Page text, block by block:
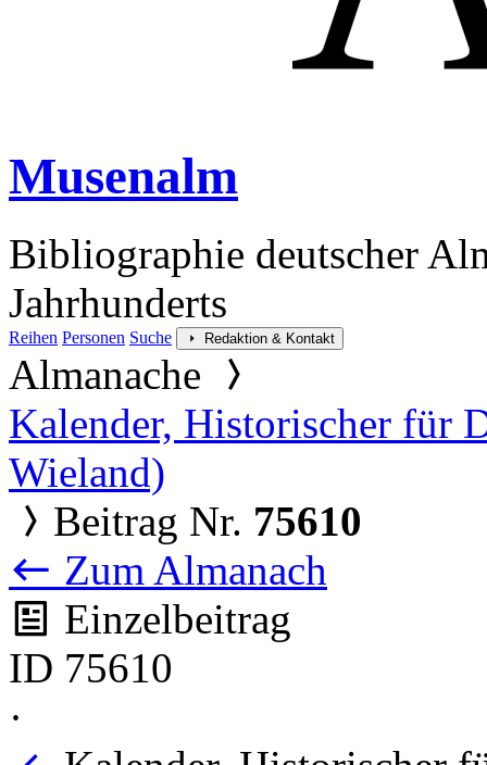
Musenalm
Bibliographie deutscher
Jahrhunderts
Reihen Personen Suche Redaktion & Kontakt
Almanache
Kalender, Historischer für
Wieland)
Beitrag Nr. 75610
Zum Almanach
Einzelbeitrag
ID 75610
·